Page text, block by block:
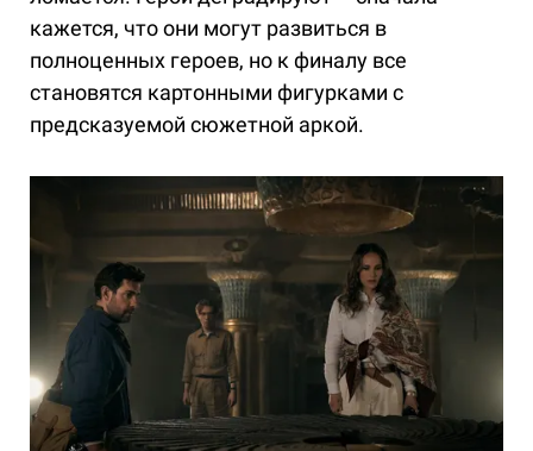
кажется, что они могут развиться в
полноценных героев, но к финалу все
становятся картонными фигурками с
предсказуемой сюжетной аркой.